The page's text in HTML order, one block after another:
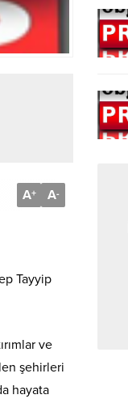
A+ A-
Tayyip
ve
şehirleri
hayata